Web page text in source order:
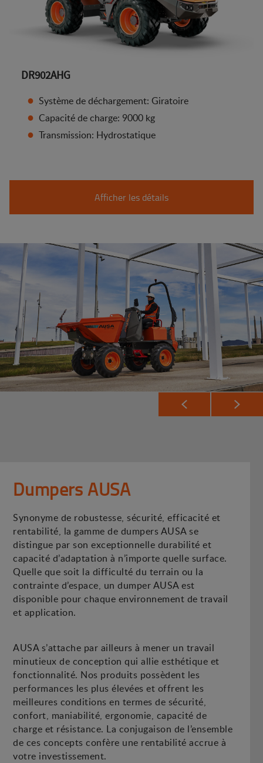
DR902AHG
Système de déchargement: Giratoire
Capacité de charge: 9000 kg
Transmission: Hydrostatique
Afficher les détails
Dumpers AUSA
Synonyme de robustesse, sécurité, efficacité et
rentabilité, la gamme de dumpers AUSA se
distingue par son exceptionnelle durabilité et
capacité d’adaptation à n’importe quelle surface.
Quelle que soit la difficulté du terrain ou la
contrainte d’espace, un dumper AUSA est
disponible pour chaque environnement de travail
et application.
AUSA s’attache par ailleurs à mener un travail
minutieux de conception qui allie esthétique et
fonctionnalité. Nos produits possèdent les
performances les plus élevées et offrent les
meilleures conditions en termes de sécurité,
confort, maniabilité, ergonomie, capacité de
charge et résistance. La conjugaison de l’ensemble
de ces concepts confère une rentabilité accrue à
votre investissement.